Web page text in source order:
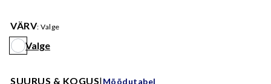
VÄRV: Valge
Valge
Valge
SUURUS & KOGUS|Mõõdutabel